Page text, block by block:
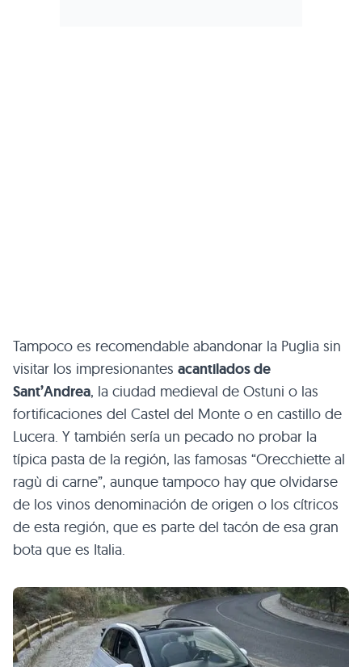
Tampoco es recomendable abandonar la Puglia sin
visitar los impresionantes acantilados de
Sant’Andrea, la ciudad medieval de Ostuni o las
fortificaciones del Castel del Monte o en castillo de
Lucera. Y también sería un pecado no probar la
típica pasta de la región, las famosas “Orecchiette al
ragù di carne”, aunque tampoco hay que olvidarse
de los vinos denominación de origen o los cítricos
de esta región, que es parte del tacón de esa gran
bota que es Italia.